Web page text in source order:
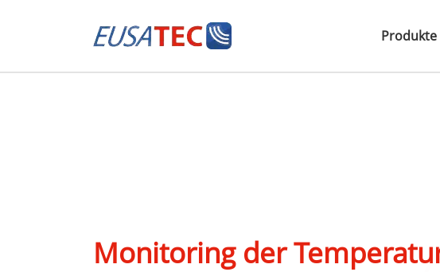
Produkte
Monitoring der